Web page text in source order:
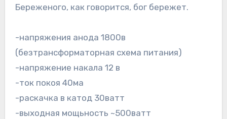
Береженого, как говорится, бог бережет.
-напряжения анода 1800в
(безтрансформаторная схема питания)
-напряжение накала 12 в
-ток покоя 40ма
-раскачка в катод 30ватт
-выходная мощьность ~500ватт